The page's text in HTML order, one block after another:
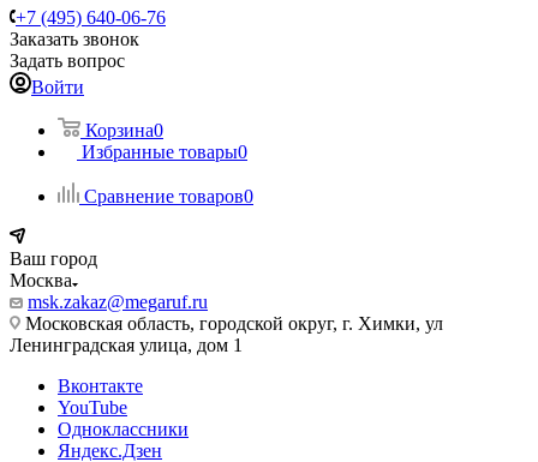
+7 (495) 640-06-76
Заказать звонок
Задать вопрос
Войти
Корзина0
Избранные товары0
Сравнение товаров0
Ваш город
Москва
msk.zakaz@megaruf.ru
Московская область, городской округ, г. Химки, ул
Ленинградская улица, дом 1
Вконтакте
YouTube
Одноклассники
Яндекс.Дзен